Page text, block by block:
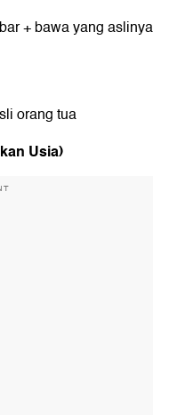
+ bawa yang aslinya
orang tua
Usia)